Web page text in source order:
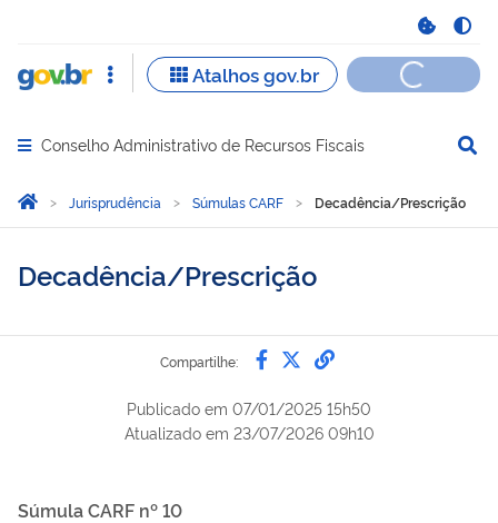
Abrir menu principal de navegação
Conselho Administrativo de Recursos Fiscais
Você está aqui:
Página Inicial
Jurisprudência Súmulas CARF Decadência/Prescrição
Decadência/Prescrição
Compartilhe: Compartilhe por
Compartilhe por
link para Copiar
Publicado em 07/01/2025 15h50
Atualizado em 23/07/2026 09h10
Súmula CARF nº 10